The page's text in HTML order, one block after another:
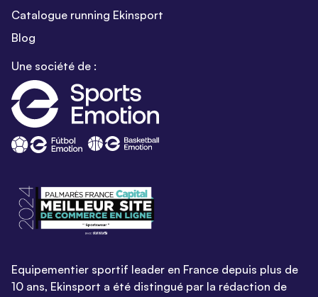
Catalogue running Ekinsport
Blog
Une société de :
Equipementier sportif leader en France depuis plus de
10 ans, Ekinsport a été distingué par la rédaction de